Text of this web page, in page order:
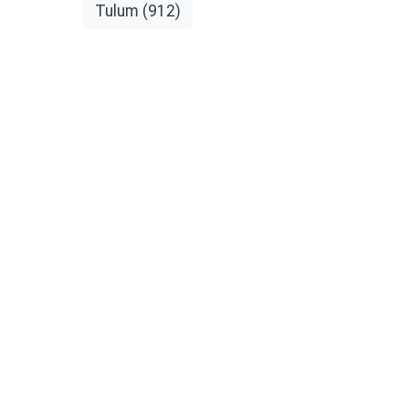
Tulum (912)